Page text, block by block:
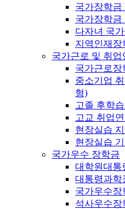
국가장학금
국가장학
다자녀 국
지역인재장
국가근로 및 취업
국가근로장
중소기업
형)
고졸 후학
고교 취업
현장실습
현장실습
국가우수 장학금
대학원대통
대통령과학
국가우수장
석사우수장